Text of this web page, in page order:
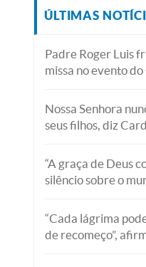
ÚLTIMAS
Padre Roger Luis
missa no evento
Nossa Senhora
seus filhos, diz
“A graça de Deus
silêncio sobre o
“Cada lágrima
de recomeço”,